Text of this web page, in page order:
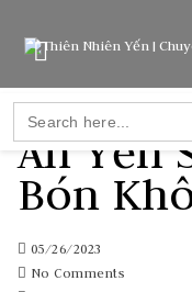
Search
for:
Ăn Yến
Bón
05/26/2023
No Comments